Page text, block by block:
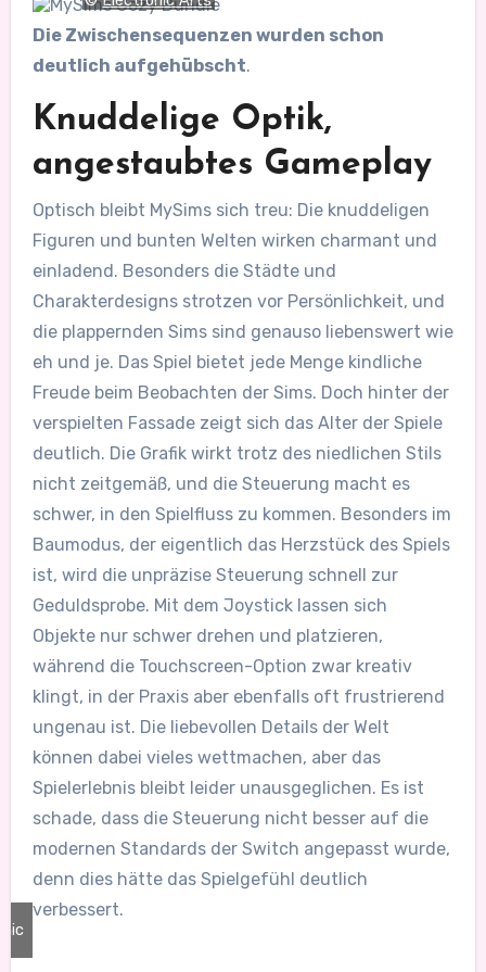
Die Zwischensequenzen wurden schon
deutlich aufgehübscht.
Knuddelige Optik,
angestaubtes Gameplay
Optisch bleibt MySims sich treu: Die knuddeligen
Figuren und bunten Welten wirken charmant und
einladend. Besonders die Städte und
Charakterdesigns strotzen vor Persönlichkeit, und
die plappernden Sims sind genauso liebenswert wie
eh und je. Das Spiel bietet jede Menge kindliche
Freude beim Beobachten der Sims. Doch hinter der
verspielten Fassade zeigt sich das Alter der Spiele
deutlich. Die Grafik wirkt trotz des niedlichen Stils
nicht zeitgemäß, und die Steuerung macht es
schwer, in den Spielfluss zu kommen. Besonders im
Baumodus, der eigentlich das Herzstück des Spiels
ist, wird die unpräzise Steuerung schnell zur
Geduldsprobe. Mit dem Joystick lassen sich
Objekte nur schwer drehen und platzieren,
während die Touchscreen-Option zwar kreativ
klingt, in der Praxis aber ebenfalls oft frustrierend
ungenau ist. Die liebevollen Details der Welt
können dabei vieles wettmachen, aber das
Spielerlebnis bleibt leider unausgeglichen. Es ist
schade, dass die Steuerung nicht besser auf die
modernen Standards der Switch angepasst wurde,
denn dies hätte das Spielgefühl deutlich
verbessert.